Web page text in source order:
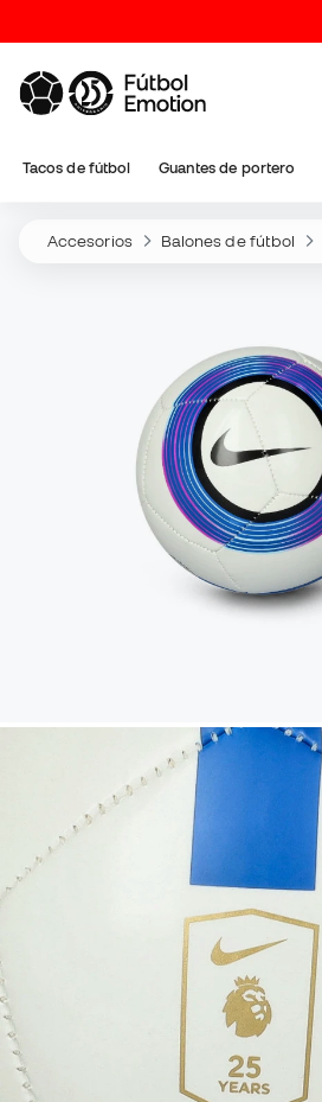
Tacos de fútbol Guantes de portero
Accesorios Balones de fútbol